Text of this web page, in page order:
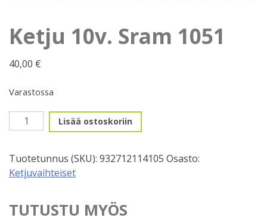
Ketju 10v. Sram 1051
40,00 €
Varastossa
Ketju
10v.
1051
määrä
Lisää ostoskoriin
Tuotetunnus (SKU): 932712114105 Osasto:
Ketjuvaihteiset
TUTUSTU MYÖS